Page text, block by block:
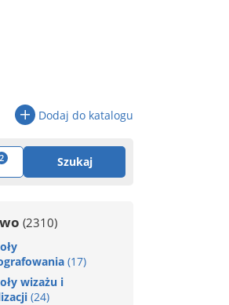
Dodaj do katalogu
2 Szukaj
(2310)
(17)
wizażu i
(24)